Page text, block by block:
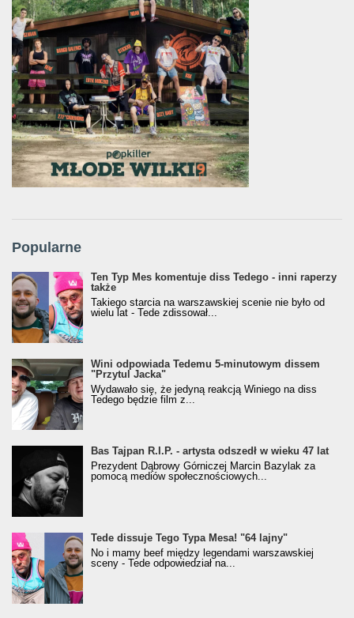
Popularne
Ten Typ Mes komentuje diss Tedego - inni raperzy
także
Takiego starcia na warszawskiej scenie nie było od
wielu lat - Tede zdissował...
Wini odpowiada Tedemu 5-minutowym dissem
"Przytul Jacka"
Wydawało się, że jedyną reakcją Winiego na diss
Tedego będzie film z...
Bas Tajpan R.I.P. - artysta odszedł w wieku 47 lat
Prezydent Dąbrowy Górniczej Marcin Bazylak za
pomocą mediów społecznościowych...
Tede dissuje Tego Typa Mesa! "64 lajny"
No i mamy beef między legendami warszawskiej
sceny - Tede odpowiedział na...